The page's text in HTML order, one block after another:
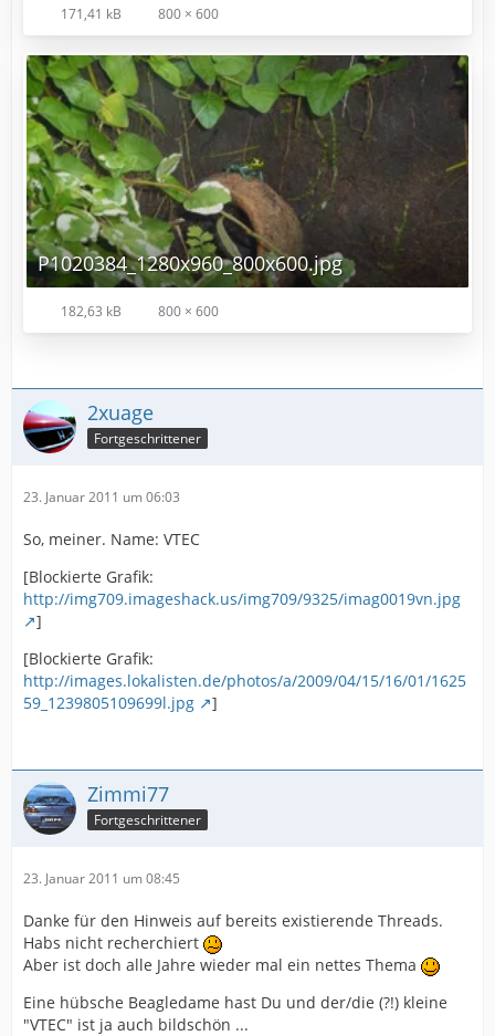
171,41 kB 800 × 600
P1020384_1280x960_800x600.jpg
182,63 kB 800 × 600
2xuage
Fortgeschrittener
23. Januar 2011 um 06:03
So, meiner. Name: VTEC
[Blockierte Grafik:
http://img709.imageshack.us/img709/9325/imag0019vn.jpg
]
[Blockierte Grafik:
http://images.lokalisten.de/photos/a/2009/04/15/16/01/1625
59_1239805109699l.jpg
]
Zimmi77
Fortgeschrittener
23. Januar 2011 um 08:45
Danke für den Hinweis auf bereits existierende Threads.
Habs nicht recherchiert
Aber ist doch alle Jahre wieder mal ein nettes Thema
Eine hübsche Beagledame hast Du und der/die (?!) kleine
"VTEC" ist ja auch bildschön ...